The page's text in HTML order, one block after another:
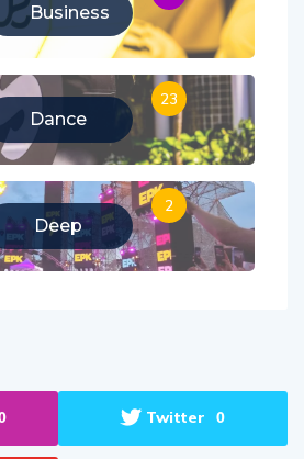
Business
Dance
23
Deep
2
Twitter 0